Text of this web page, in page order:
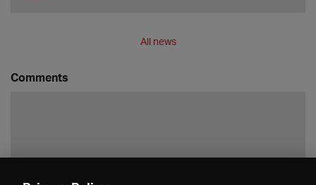
All news
Comments